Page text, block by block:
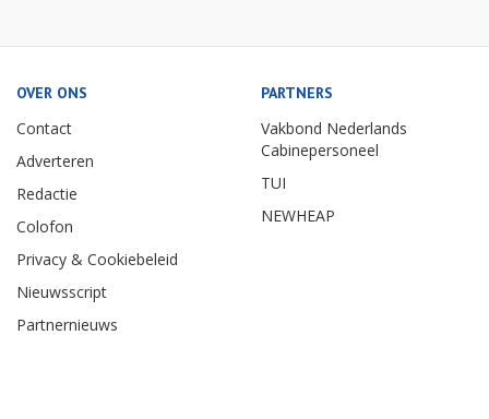
OVER ONS
Contact
Adverteren
Redactie
Colofon
Privacy & Cookiebeleid
Nieuwsscript
Partnernieuws
PARTNERS
Vakbond Nederlands
Cabinepersoneel
TUI
NEWHEAP